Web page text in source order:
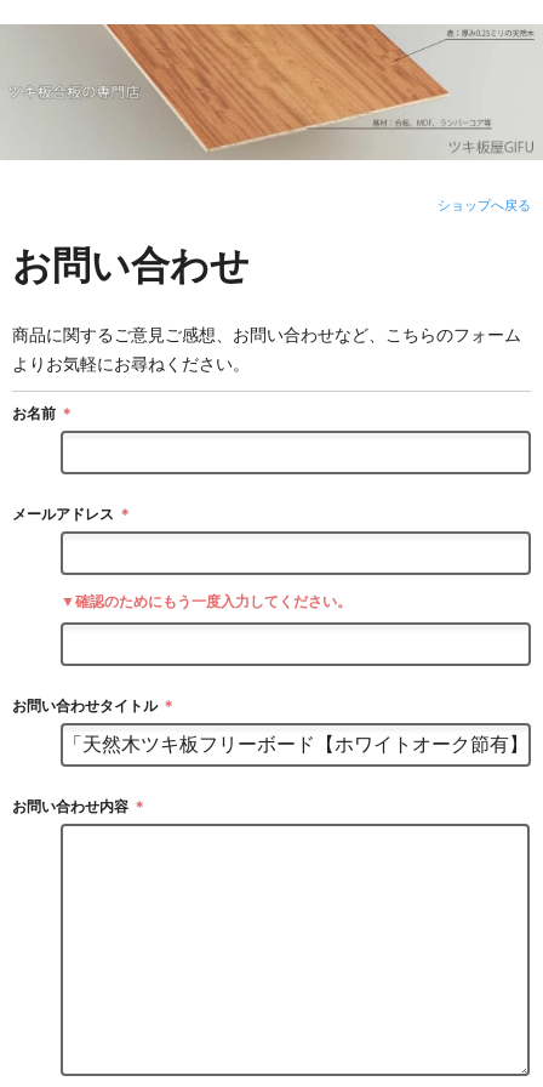
ショップへ戻る
お問い合わせ
商品に関するご意見ご感想、お問い合わせなど、こちらのフォーム
よりお気軽にお尋ねください。
お名前 ＊
メールアドレス ＊
▼確認のためにもう一度入力してください。
お問い合わせタイトル ＊
お問い合わせ内容 ＊